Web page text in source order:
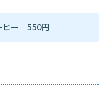
ヒー 550円